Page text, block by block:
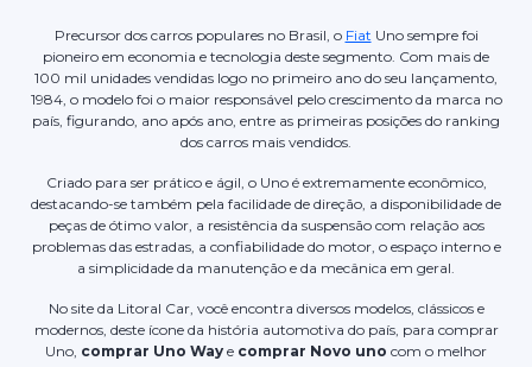
Precursor dos carros populares no Brasil, o Fiat Uno sempre foi
pioneiro em economia e tecnologia deste segmento. Com mais de
100 mil unidades vendidas logo no primeiro ano do seu lançamento,
1984, o modelo foi o maior responsável pelo crescimento da marca no
país, figurando, ano após ano, entre as primeiras posições do ranking
dos carros mais vendidos.
Criado para ser prático e ágil, o Uno é extremamente econômico,
destacando-se também pela facilidade de direção, a disponibilidade de
peças de ótimo valor, a resistência da suspensão com relação aos
problemas das estradas, a confiabilidade do motor, o espaço interno e
a simplicidade da manutenção e da mecânica em geral.
No site da Litoral Car, você encontra diversos modelos, clássicos e
modernos, deste ícone da história automotiva do país, para comprar
Uno, comprar Uno Way e comprar Novo uno com o melhor